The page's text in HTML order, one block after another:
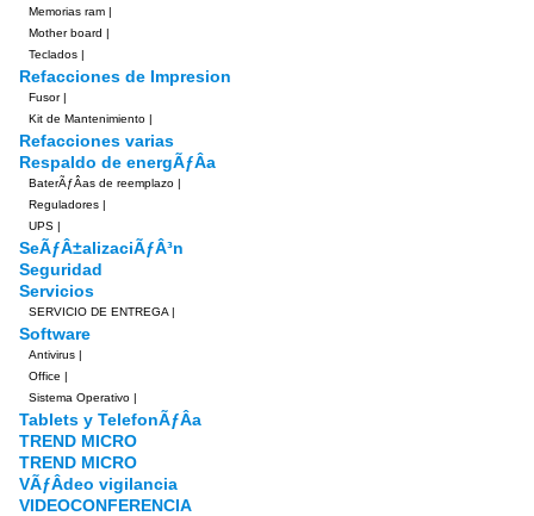
Memorias ram |
Mother board |
Teclados |
Refacciones de Impresion
Fusor|
Kit de Mantenimiento |
Refacciones varias
Respaldo de energÃƒÂ­a
BaterÃƒÂ­as de reemplazo |
Reguladores |
UPS |
SeÃƒÂ±alizaciÃƒÂ³n
Seguridad
Servicios
SERVICIO DE ENTREGA |
Software
Antivirus |
Office |
Sistema Operativo |
Tablets y TelefonÃƒÂ­a
TREND MICRO
TREND MICRO
VÃƒÂ­deo vigilancia
VIDEOCONFERENCIA